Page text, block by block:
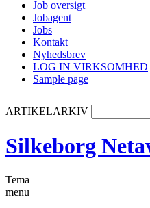
Job oversigt
Jobagent
Jobs
Kontakt
Nyhedsbrev
LOG IN VIRKSOMHED
Sample page
ARTIKELARKIV
Silkeborg
Tema
menu